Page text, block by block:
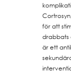
för att
drabbats
är ett